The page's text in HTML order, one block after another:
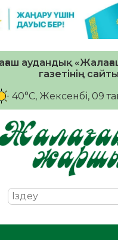
аудандық
газетінің сайты
40°C, Жексенбі, 09